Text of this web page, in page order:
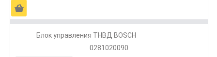
Ä
Блок управления ТНВД BOSCH
0281020090